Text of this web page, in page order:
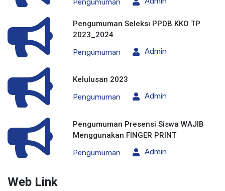
Pengumuman Seleksi PPDB KKO TP
2023_2024
Pengumuman
Admin
Kelulusan 2023
Pengumuman
Admin
Pengumuman Presensi Siswa WAJIB
Menggunakan FINGER PRINT
Pengumuman
Admin
Web Link